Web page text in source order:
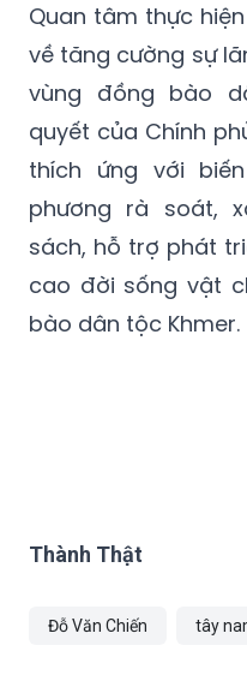
Quan tâm thực
về tăng cường sự
vùng đồng bào
quyết của Chính
thích ứng với
phương rà soát,
sách, hỗ trợ phát
cao đời sống vật
bào dân tộc Khmer.
Thành Thật
Đỗ Văn Chiến tây